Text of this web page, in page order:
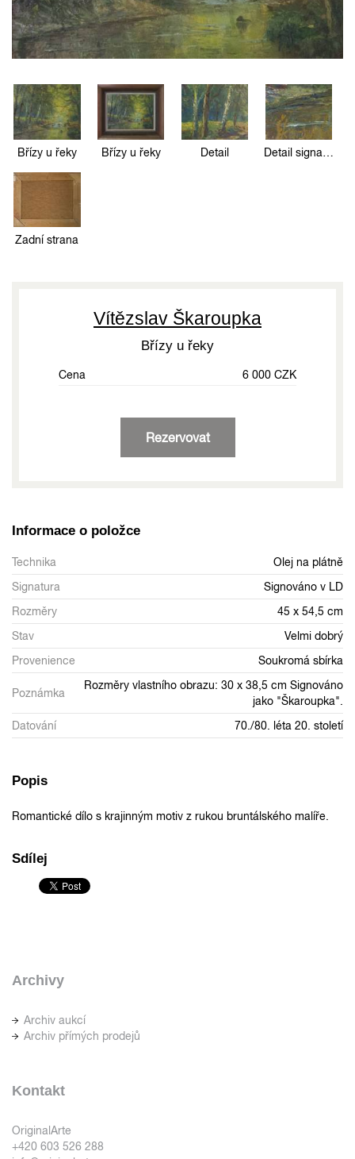
Břízy u řeky Břízy u řeky Detail Detail signatury
Zadní strana
Vítězslav Škaroupka
Břízy u řeky
Cena 6 000 CZK
Rezervovat
Informace o položce
Technika
Olej na plátně
Signatura
Signováno v LD
Rozměry
45 x 54,5 cm
Stav
Velmi dobrý
Provenience
Soukromá sbírka
Poznámka
Rozměry vlastního obrazu: 30 x 38,5 cm Signováno
jako "Škaroupka".
Datování
70./80. léta 20. století
Popis
Romantické dílo s krajinným motiv z rukou bruntálského malíře.
Sdílej
Archivy
Archiv aukcí
Archiv přímých prodejů
Kontakt
OriginalArte
+420 603 526 288